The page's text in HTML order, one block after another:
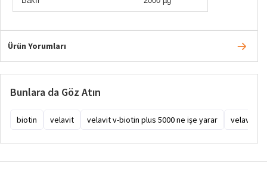
Ürün Yorumları
Bunlara da Göz Atın
biotin velavit velavit v-biotin plus 5000 ne işe yarar velavit v-